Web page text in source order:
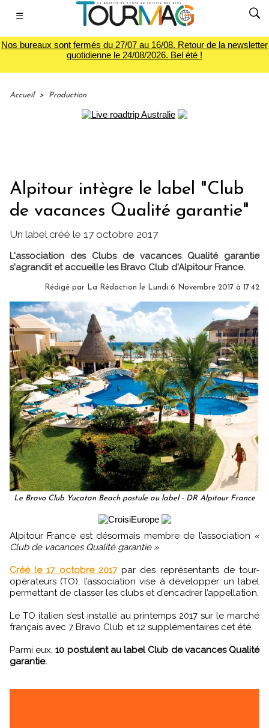
☰
Nos bureaux sont fermés du 27/07 au 16/08. Retour de la newsletter
quotidienne le 24/08/2026. Bel été !
Accueil > Production
Alpitour intègre le label "Club
de vacances Qualité garantie"
Un label créé le 17 octobre 2017
L'association des Clubs de vacances Qualité garantie
s'agrandit et accueille les Bravo Club d'Alpitour France.
Rédigé par La Rédaction le Lundi 6 Novembre 2017 à 17:42
Le Bravo Club Yucatan Beach postule au label - DR Alpitour France
Alpitour France est désormais membre de l’association «
Club de vacances Qualité garantie ».
Créé le 17 octobre 2017par des représentants de tour-
opérateurs (TO), l’association vise à développer un label
permettant de classer les clubs et d’encadrer l’appellation.
Le TO italien s’est installé au printemps 2017 sur le marché
français avec 7 Bravo Club et 12 supplémentaires cet été.
Parmi eux,10 postulent au label Club de vacances Qualité
garantie.